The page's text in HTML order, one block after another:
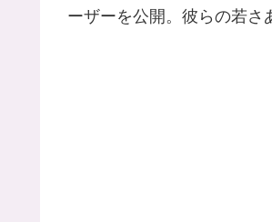
ーザーを公開。彼らの若さ